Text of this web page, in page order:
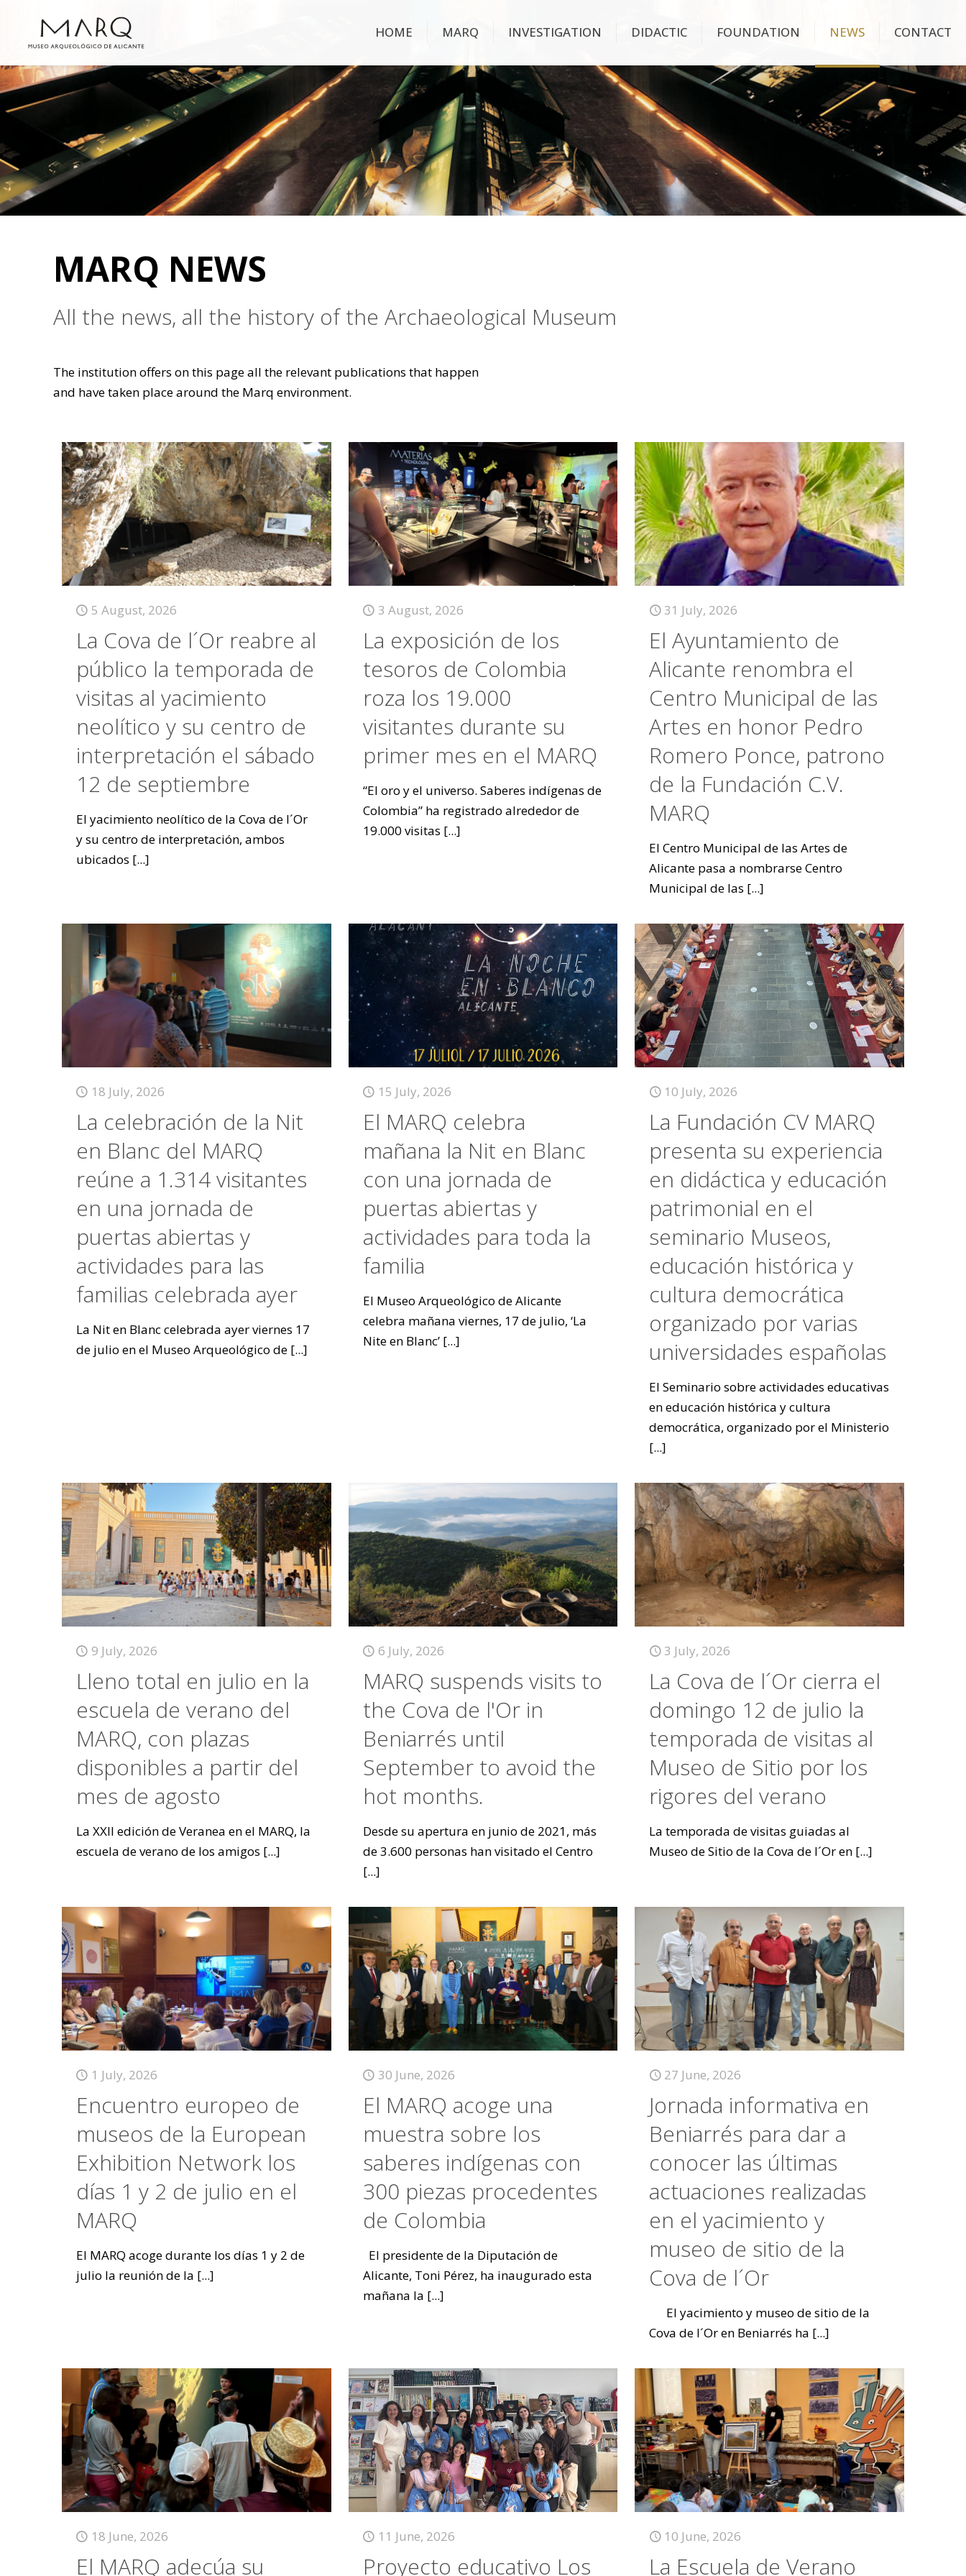
HOME MARQ INVESTIGATION DIDACTIC FOUNDATION NEWS CONTACT
MARQ NEWS
All the news, all the history of the Archaeological Museum
The institution offers on this page all the relevant publications that happen
and have taken place around the Marq environment.
5 August, 2026
La Cova de l´Or reabre al
público la temporada de
visitas al yacimiento
neolítico y su centro de
interpretación el sábado
12 de septiembre
El yacimiento neolítico de la Cova de l´Or
y su centro de interpretación, ambos
ubicados [...]
3 August, 2026
La exposición de los
tesoros de Colombia
roza los 19.000
visitantes durante su
primer mes en el MARQ
“El oro y el universo. Saberes indígenas de
Colombia” ha registrado alrededor de
19.000 visitas [...]
31 July, 2026
El Ayuntamiento de
Alicante renombra el
Centro Municipal de las
Artes en honor Pedro
Romero Ponce, patrono
de la Fundación C.V.
MARQ
El Centro Municipal de las Artes de
Alicante pasa a nombrarse Centro
Municipal de las [...]
18 July, 2026
La celebración de la Nit
en Blanc del MARQ
reúne a 1.314 visitantes
en una jornada de
puertas abiertas y
actividades para las
familias celebrada ayer
La Nit en Blanc celebrada ayer viernes 17
de julio en el Museo Arqueológico de[...]
15 July, 2026
El MARQ celebra
mañana la Nit en Blanc
con una jornada de
puertas abiertas y
actividades para toda la
familia
El Museo Arqueológico de Alicante
celebra mañana viernes, 17 de julio, ‘La
Nite en Blanc’[...]
10 July, 2026
La Fundación CV MARQ
presenta su experiencia
en didáctica y educación
patrimonial en el
seminario Museos,
educación histórica y
cultura democrática
organizado por varias
universidades españolas
El Seminario sobre actividades educativas
en educación histórica y cultura
democrática, organizado por el Ministerio
[...]
9 July, 2026
Lleno total en julio en la
escuela de verano del
MARQ, con plazas
disponibles a partir del
mes de agosto
La XXII edición de Veranea en el MARQ, la
escuela de verano de los amigos [...]
6 July, 2026
MARQ suspends visits to
the Cova de l'Or in
Beniarrés until
September to avoid the
hot months.
Desde su apertura en junio de 2021, más
de 3.600 personas han visitado el Centro
[...]
3 July, 2026
La Cova de l´Or cierra el
domingo 12 de julio la
temporada de visitas al
Museo de Sitio por los
rigores del verano
La temporada de visitas guiadas al
Museo de Sitio de la Cova de l´Or en [...]
1 July, 2026
Encuentro europeo de
museos de la European
Exhibition Network los
días 1 y 2 de julio en el
MARQ
El MARQ acoge durante los días 1 y 2 de
julio la reunión de la [...]
30 June, 2026
El MARQ acoge una
muestra sobre los
saberes indígenas con
300 piezas procedentes
de Colombia
El presidente de la Diputación de
Alicante, Toni Pérez, ha inaugurado esta
mañana la [...]
27 June, 2026
Jornada informativa en
Beniarrés para dar a
conocer las últimas
actuaciones realizadas
en el yacimiento y
museo de sitio de la
Cova de l´Or
El yacimiento y museo de sitio de la
Cova de l´Or en Beniarrés ha [...]
18 June, 2026
El MARQ adecúa su
11 June, 2026
Proyecto educativo Los
10 June, 2026
La Escuela de Verano